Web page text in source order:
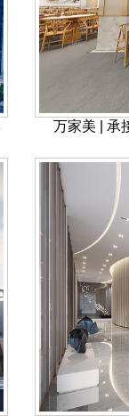
万家美 | 承